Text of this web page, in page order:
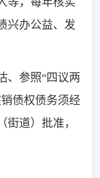
兴办公益、发
、参照“四议两
债权债务须经
道）批准，